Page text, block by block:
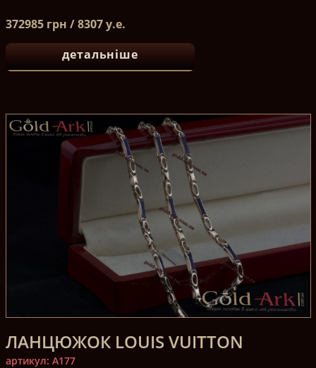
372985 грн / 8307 у.е.
детальніше
ЛАНЦЮЖОК LOUIS VUITTON
артикул: A177